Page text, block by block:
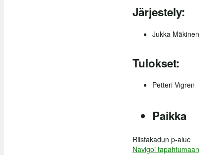
Järjestely:
Jukka Mäkinen
Tulokset:
Petteri Vigren
Paikka
Riistakadun p-alue
Navigoi tapahtumaan